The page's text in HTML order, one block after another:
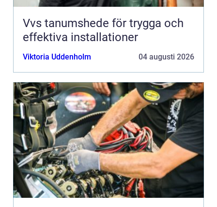
Vvs tanumshede för trygga och
effektiva installationer
Viktoria Uddenholm 04 augusti 2026